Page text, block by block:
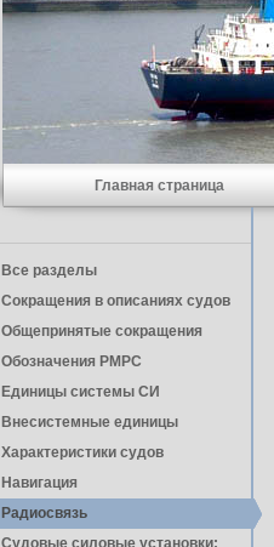
Главная страница
Все разделы
Сокращения в описаниях судов
Общепринятые сокращения
Обозначения РМРС
Единицы cистемы СИ
Внесистемные единицы
Характеристики судов
Навигация
Радиосвязь
Судовые силовые установки: